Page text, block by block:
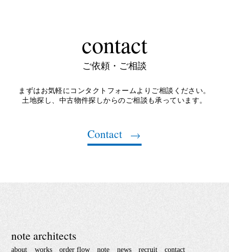
contact
ご依頼・ご相談
まずはお気軽にコンタクトフォームよりご相談ください。
土地探し、中古物件探しからのご相談も承っています。
Contact
note architects
about works order flow note news recruit contact